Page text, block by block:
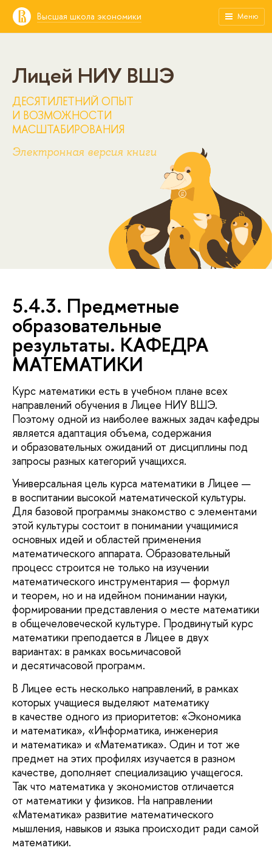
Высшая школа экономики Меню
Лицей НИУ ВШЭ
ДЕСЯТИЛЕТНИЙ ОПЫТ
И ВОЗМОЖНОСТИ
МАСШТАБИРОВАНИЯ
Электронная версия книги
5.4.3. Предметные
образовательные
результаты. КАФЕДРА
МАТЕМАТИКИ
Курс математики есть в учебном плане всех
направлений обучения в Лицее НИУ ВШЭ.
Поэтому одной из наиболее важных задач кафедры
является адаптация объема, содержания
и образовательных ожиданий от дисциплины под
запросы разных категорий учащихся.
Универсальная цель курса математики в Лицее —
в воспитании высокой математической культуры.
Для базовой программы знакомство с элементами
этой культуры состоит в понимании учащимися
основных идей и областей применения
математического аппарата. Образовательный
процесс строится не только на изучении
математического инструментария — формул
и теорем, но и на идейном понимании науки,
формировании представления о месте математики
в общечеловеческой культуре. Продвинутый курс
математики преподается в Лицее в двух
вариантах: в рамках восьмичасовой
и десятичасовой программ.
В Лицее есть несколько направлений, в рамках
которых учащиеся выделяют математику
в качестве одного из приоритетов: «Экономика
и математика», «Информатика, инженерия
и математика» и «Математика». Один и тот же
предмет на этих профилях изучается в разном
качестве, дополняет специализацию учащегося.
Так что математика у экономистов отличается
от математики у физиков. На направлении
«Математика» развитие математического
мышления, навыков и языка происходит ради самой
математики.